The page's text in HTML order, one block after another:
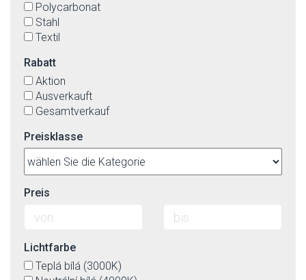
Polycarbonat
Stahl
Textil
Rabatt
Aktion
Ausverkauft
Gesamtverkauf
Preisklasse
Preis
Lichtfarbe
Teplá bílá (3000K)